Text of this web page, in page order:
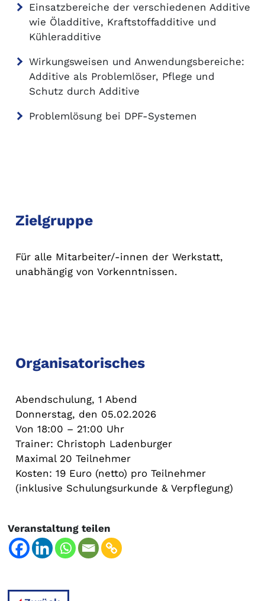
Einsatzbereiche der verschiedenen Additive
wie Öladditive, Kraftstoffadditive und
Kühleradditive
Wirkungsweisen und Anwendungsbereiche:
Additive als Problemlöser, Pflege und
Schutz durch Additive
Problemlösung bei DPF-Systemen
Zielgruppe
Für alle Mitarbeiter/-innen der Werkstatt,
unabhängig von Vorkenntnissen.
Organisatorisches
Abendschulung, 1 Abend
Donnerstag, den 05.02.2026
Von 18:00 – 21:00 Uhr
Trainer: Christoph Ladenburger
Maximal 20 Teilnehmer
Kosten: 19 Euro (netto) pro Teilnehmer
(inklusive Schulungsurkunde & Verpflegung)
Veranstaltung teilen